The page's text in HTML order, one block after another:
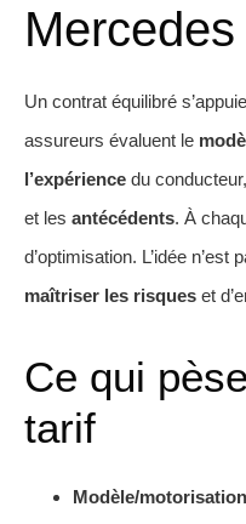
Mercedes
Un contrat équilibré
assureurs évaluent le
l’expérience du
et les antécédents. À
d’optimisation. L’idée n’est
maîtriser les risques et
Ce qui
tarif
Modèle/motorisation